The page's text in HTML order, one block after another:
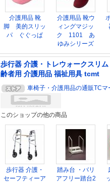
介護用品 靴
脚 美的スリッ
パ ぐぐっぱ
介護用品 靴ウ
ィングマジッ
ク 1101 あ
ゆみシリーズ
歩行器 介護・トレウォークスリ
齢者用 介護用品 福祉用具 tcmt
車椅子・介護用品の通販TCマ
このショップの他の商品
歩行器 介護・
セーフティーア
踏み台 ・バリ
アフリー踏台2